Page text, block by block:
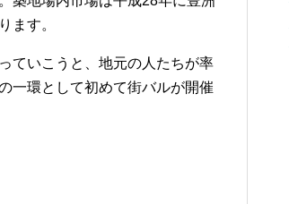
ます。
ていこうと、地元の人たちが率
一環として初めて街バルが開催